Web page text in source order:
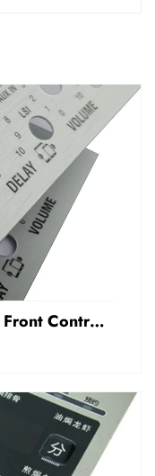
Gloss membrane Label Mat Front Control Panel Sticker Refuziran polikarbonat Grafički prekriven